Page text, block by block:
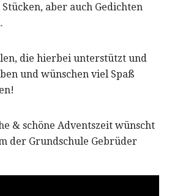
aber auch Gedichten
die hierbei unterstützt und
und wünschen viel Spaß
& schöne Adventszeit wünscht
der Grundschule Gebrüder